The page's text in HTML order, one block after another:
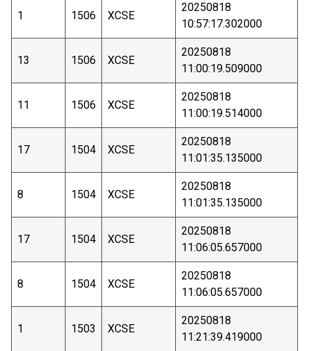
1 1506 XCSE
20250818
10:57:17.302000
13 1506 XCSE
20250818
11:00:19.509000
11 1506 XCSE
20250818
11:00:19.514000
17 1504 XCSE
20250818
11:01:35.135000
8 1504 XCSE
20250818
11:01:35.135000
17 1504 XCSE
20250818
11:06:05.657000
8 1504 XCSE
20250818
11:06:05.657000
1 1503 XCSE
20250818
11:21:39.419000